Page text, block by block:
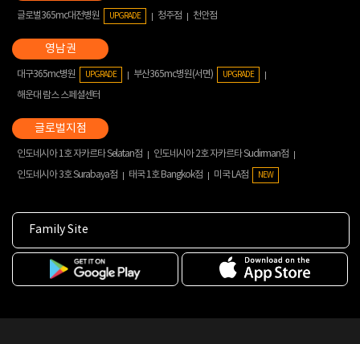
글로벌365mc대전병원 UPGRADE 청주점 천안점
대구365mc병원 UPGRADE 부산365mc병원(서면) UPGRADE
해운대 람스 스페셜센터
인도네시아 1호 자카르타 Selatan점
인도네시아 2호 자카르타 Sudirman점
인도네시아 3호 Surabaya점
태국 1호 Bangkok점 미국 LA점 NEW
Family Site